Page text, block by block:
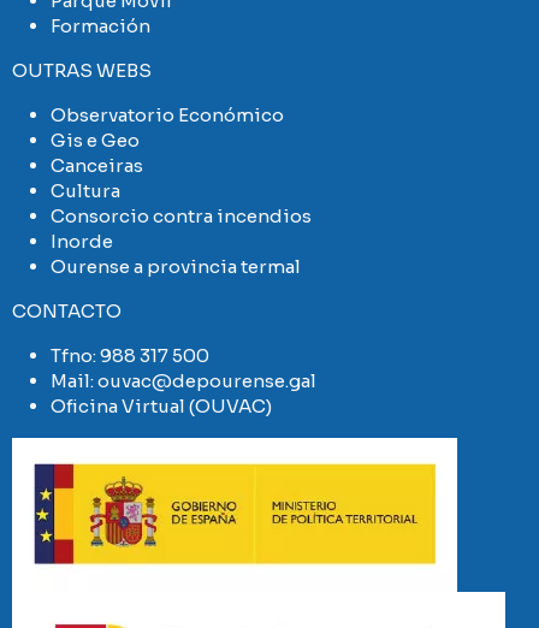
Formación
OUTRAS WEBS
Observatorio Económico
Gis e Geo
Canceiras
Cultura
Consorcio contra incendios
Inorde
Ourense a provincia termal
CONTACTO
Tfno:988 317 500
Mail:ouvac@depourense.gal
Oficina Virtual (OUVAC)